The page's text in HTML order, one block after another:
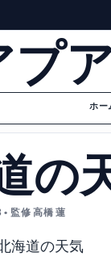
プ
ホー
の
監修 高橋 蓮
海道の天気